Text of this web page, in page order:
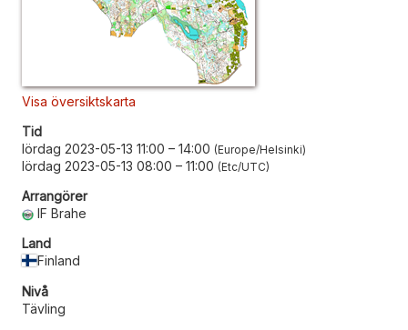
Visa översiktskarta
Tid
lördag 2023-05-13 11:00 – 14:00 Europe/Helsinki
lördag 2023-05-13 08:00 – 11:00 Etc/UTC
Arrangörer
IF Brahe
Land
Finland
Nivå
Tävling